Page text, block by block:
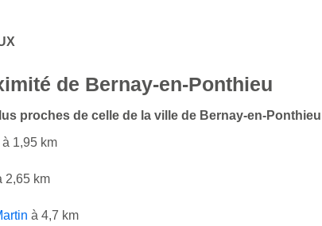
de Bernay-en-Ponthieu
proches de celle de la ville de Bernay-en-Ponthieu
à 1,95 km
2,65 km
à 4,7 km